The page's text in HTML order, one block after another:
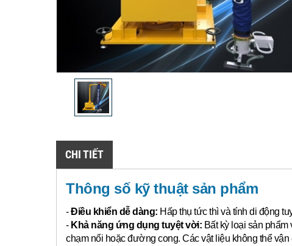
CHI TIẾT
Thông số kỹ thuật sản phẩm
-Điều khiển dễ dàng: Hấp thụ tức thì và tính di động
- Khả năng ứng dụng tuyệt vời: Bất kỳ loại sản
chạm nổi hoặc đường cong. Các vật liệu không thể